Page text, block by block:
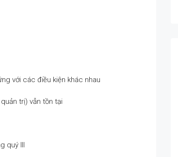
với các điều kiện khác nhau
trị) vẫn tồn tại
quý III